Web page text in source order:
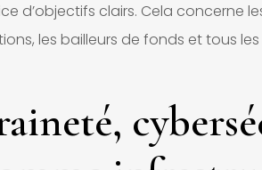
d’objectifs clairs. Cela concerne
les bailleurs de fonds et tous